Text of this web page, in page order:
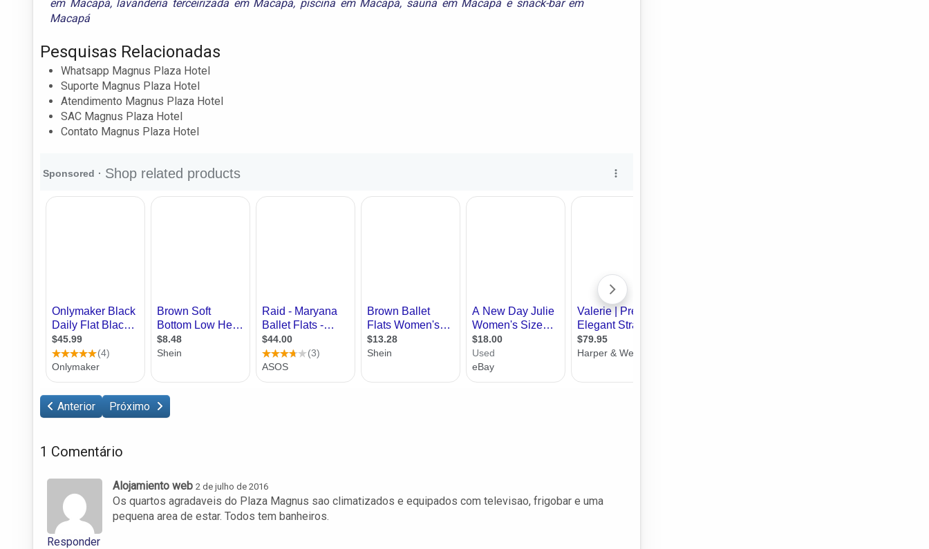
em Macapá, lavanderia terceirizada em Macapá, piscina em Macapá, sauna em Macapá e snack-bar em
Macapá
Pesquisas Relacionadas
Whatsapp Magnus Plaza Hotel
Suporte Magnus Plaza Hotel
Atendimento Magnus Plaza Hotel
SAC Magnus Plaza Hotel
Contato Magnus Plaza Hotel
Anterior Próximo
1 Comentário
Alojamiento web 2 de julho de 2016
Os quartos agradaveis do Plaza Magnus sao climatizados e equipados com televisao, frigobar e uma
pequena area de estar. Todos tem banheiros.
Responder